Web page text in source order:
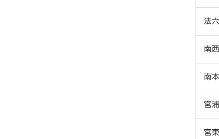
法六
南
南
宮浦
宮東